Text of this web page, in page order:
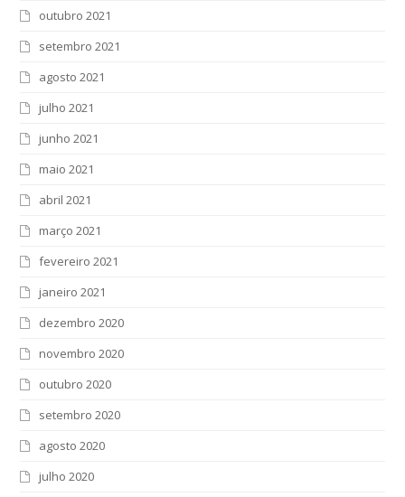
outubro 2021
setembro 2021
agosto 2021
julho 2021
junho 2021
maio 2021
abril 2021
março 2021
fevereiro 2021
janeiro 2021
dezembro 2020
novembro 2020
outubro 2020
setembro 2020
agosto 2020
julho 2020